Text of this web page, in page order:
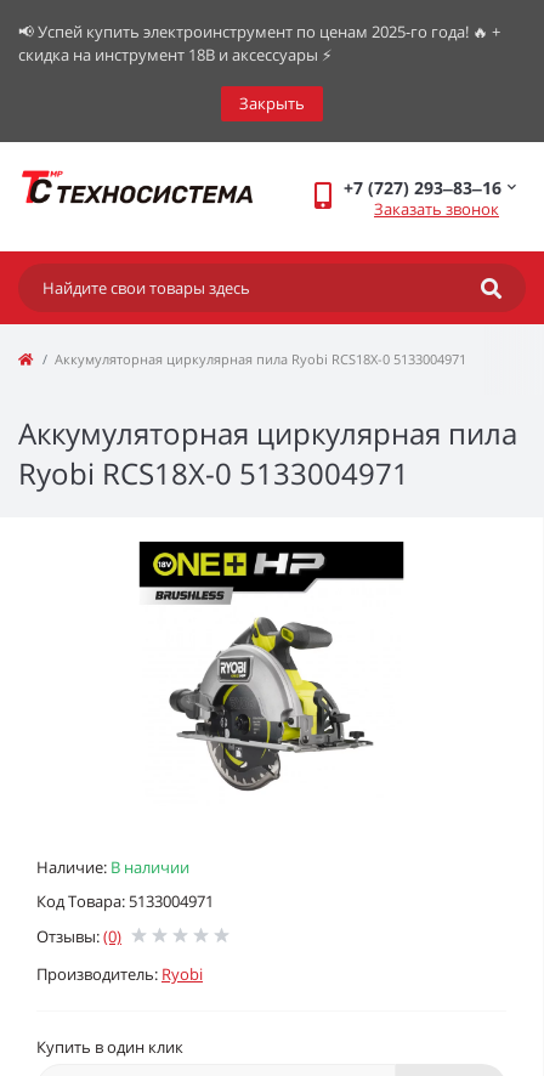
📢 Успей купить электроинструмент по ценам 2025-го года! 🔥 +
скидка на инструмент 18В и аксессуары ⚡️
Закрыть
+7 (727) 293‒83‒16
Заказать звонок
Аккумуляторная циркулярная пила Ryobi RCS18X-0 5133004971
Аккумуляторная циркулярная пила
Ryobi RCS18X-0 5133004971
Наличие: В наличии
Код Товара: 5133004971
Отзывы:(0)
Производитель: Ryobi
Купить в один клик